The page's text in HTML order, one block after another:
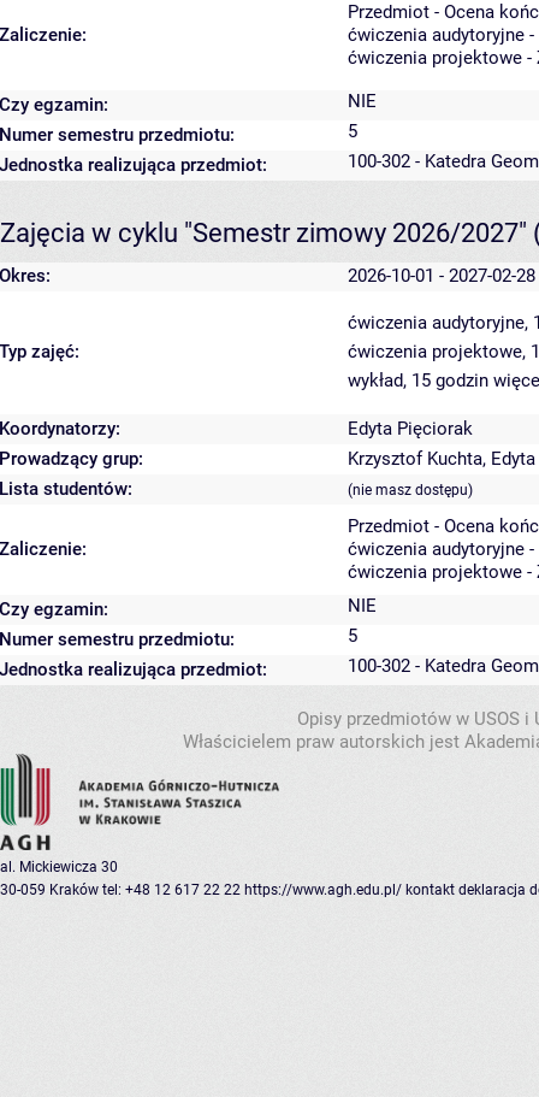
Zaliczenie:
Przedmiot - Ocena
ćwiczenia audytoryjne
ćwiczenia projektowe -
Czy egzamin:
NIE
Numer semestru przedmiotu:
5
Jednostka realizująca przedmiot:
100-302 - Katedra
Zajęcia w cyklu "Semestr zimowy 2026/2027"
Okres: 2026-10-01 - 2027-02-28
Typ zajęć:
ćwiczenia audytoryjne,
ćwiczenia projektowe,
wykład, 15 godzin
Koordynatorzy:
Edyta Pięciorak
Prowadzący grup:
Krzysztof Kuchta,
Lista studentów:
(nie masz dostępu)
Zaliczenie:
Przedmiot - Ocena
ćwiczenia audytoryjne
ćwiczenia projektowe -
Czy egzamin:
NIE
Numer semestru przedmiotu:
5
Jednostka realizująca przedmiot:
100-302 - Katedra
Opisy przedmiotów w USOS
Właścicielem praw autorskich jest
al. Mickiewicza 30
30-059 Kraków tel: +48 12 617 22 22 https://www.agh.edu.pl/ kontakt deklaracja